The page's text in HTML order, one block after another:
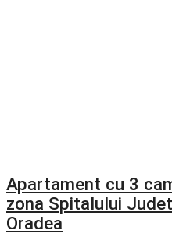
Apartament cu 3
zona Spitalului
Oradea